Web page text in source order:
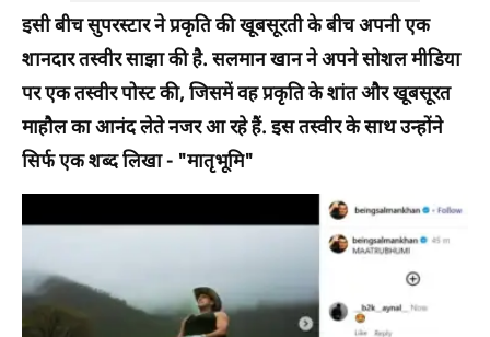
इसी बीच सुपरस्टार ने प्रकृति की खूबसूरती के बीच अपनी एक
शानदार तस्वीर साझा की है. सलमान खान ने अपने सोशल मीडिया
पर एक तस्वीर पोस्ट की, जिसमें वह प्रकृति के शांत और खूबसूरत
माहौल का आनंद लेते नजर आ रहे हैं. इस तस्वीर के साथ उन्होंने
सिर्फ एक शब्द लिखा - "मातृभूमि"